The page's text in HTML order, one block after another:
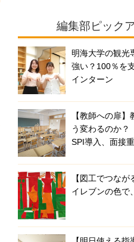
編集部ピック
明海大学の観光
強い？100％を
インターン
【教師への扉
う変わるのか
SPI導入、面接
【図工でつなが
イレブンの色で